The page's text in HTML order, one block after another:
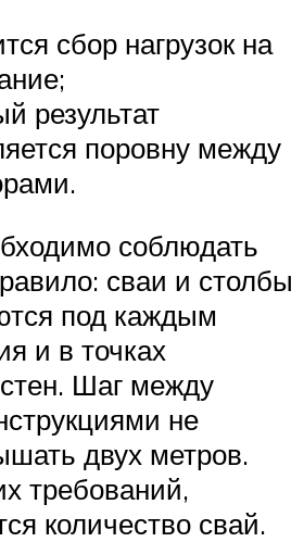
сбор нагрузок на
результат
поровну между
соблюдать
сваи и столбы
под каждым
и в точках
Шаг между
не
двух метров.
требований,
количество свай.